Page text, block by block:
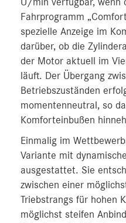
U/min verfügbar, wenn
Fahrprogramm
spezielle Anzeige im
darüber, ob die
der Motor aktuell im
läuft. Der Übergang
Betriebszuständen
momentenneutral, so
Komforteinbußen
Einmalig im
Variante mit
ausgestattet. Sie
zwischen einer
Triebstrangs für hohen
möglichst steifen